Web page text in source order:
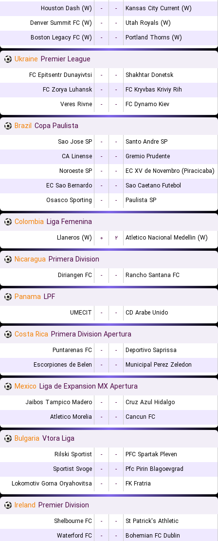
Houston Dash (W) - -
Kansas City Current (W)
Denver Summit FC (W)
- -
Utah Royals (W)
Boston Legacy FC (W)
- - Portland Thorns (W)
Ukraine Premier League
FC Epitsentr Dunayivtsi - -
Shakhtar Donetsk
FC Zorya Luhansk
- -
FC Kryvbas Kriviy Rih
Veres Rivne
- - FC Dynamo Kiev
Brazil Copa Paulista
Sao Jose SP - -
Santo Andre SP
CA Linense
- -
Gremio Prudente
Noroeste SP
- -
EC XV de Novembro (Piracicaba)
EC Sao Bernardo
- -
Sao Caetano Futebol
Osasco Sporting
- - Paulista SP
Colombia Liga Femenina
Llaneros (W) ۰ ۲ Atletico Nacional Medellin (W)
Nicaragua Primera Division
Diriangen FC - - Rancho Santana FC
Panama LPF
UMECIT - - CD Arabe Unido
Costa Rica Primera Division Apertura
Puntarenas FC - -
Deportivo Saprissa
Escorpiones de Belen
- - Municipal Perez Zeledon
Mexico Liga de Expansion MX Apertura
Jaibos Tampico Madero - -
Cruz Azul Hidalgo
Atletico Morelia
- - Cancun FC
Bulgaria Vtora Liga
Rilski Sportist - -
PFC Spartak Pleven
Sportist Svoge
- -
Pfc Pirin Blagoevgrad
Lokomotiv Gorna Oryahovitsa
- - FK Fratria
Ireland Premier Division
Shelbourne FC - -
St Patrick's Athletic
Waterford FC
- - Bohemian FC Dublin